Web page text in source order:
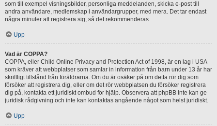
som till exempel visningsbilder, personliga meddelanden, skicka e-post till
andra användare, medlemskap i användargrupper, med mera. Det tar endast
några minuter att registrera sig, så det rekommenderas.
Upp
Vad är COPPA?
COPPA, eller Child Online Privacy and Protection Act of 1998, är en lag i USA
som kräver att webbplatser som samlar in information från barn under 13 år har
skriftligt tillstånd från föräldrarna. Om du är osäker på om detta rör dig som
försöker att registrera dig, eller om det rör webbplatsen du försöker registrera
dig på, kontakta ett juridiskt ombud för hjälp. Observera att phpBB inte kan ge
juridisk rådgivning och inte kan kontaktas angående något som helst juridiskt.
Upp